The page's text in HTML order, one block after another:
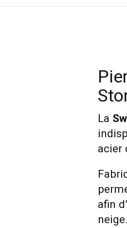
La
acier
afin
neige.